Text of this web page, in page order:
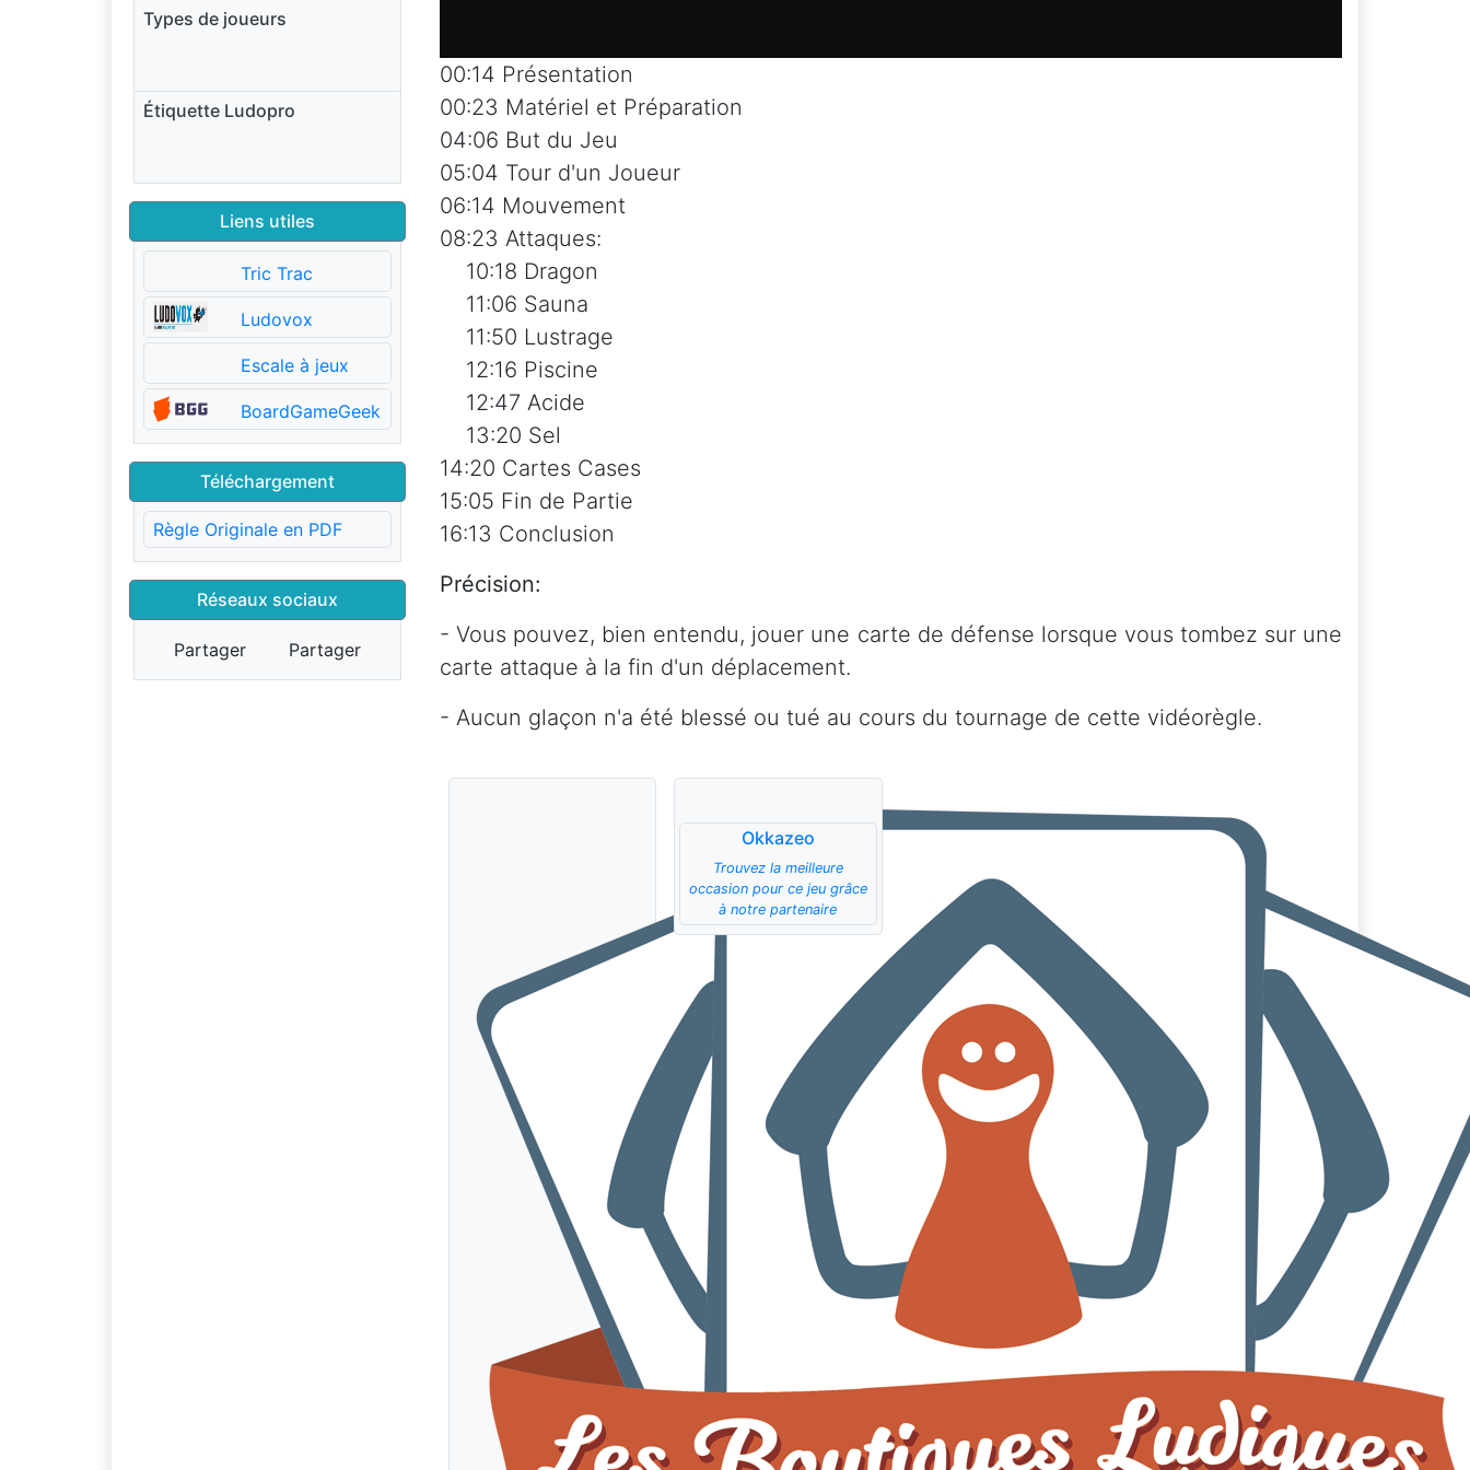
Types de joueurs
Étiquette Ludopro
Liens utiles
Tric Trac
Ludovox
Escale à jeux
BoardGameGeek
Téléchargement
Règle Originale en PDF
Réseaux sociaux
Partager Partager
00:14 Présentation
00:23 Matériel et Préparation
04:06 But du Jeu
05:04 Tour d'un Joueur
06:14 Mouvement
08:23 Attaques:
10:18 Dragon
11:06 Sauna
11:50 Lustrage
12:16 Piscine
12:47 Acide
13:20 Sel
14:20 Cartes Cases
15:05 Fin de Partie
16:13 Conclusion
Précision:
- Vous pouvez, bien entendu, jouer une carte de défense lorsque vous tombez sur une
carte attaque à la fin d'un déplacement.
- Aucun glaçon n'a été blessé ou tué au cours du tournage de cette vidéorègle.
Okkazeo
Trouvez la meilleure
occasion pour ce jeu grâce
à notre partenaire